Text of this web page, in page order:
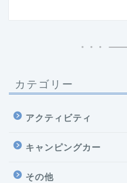
カテゴリー
アクティビティ
キャンピングカー
その他